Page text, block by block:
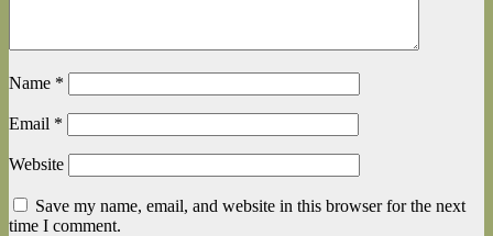
Name *
Email *
Website
Save my name, email, and website in this browser for the next
time I comment.